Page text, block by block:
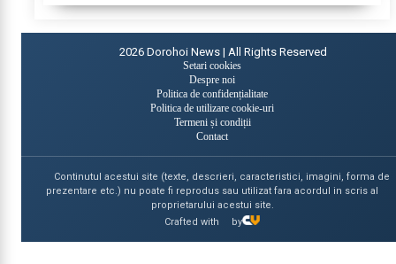
2026 Dorohoi News | All Rights Reserved
Setari cookies
Despre noi
Politica de confidențialitate
Politica de utilizare cookie-uri
Termeni și condiții
Contact
Continutul acestui site (texte, descrieri, caracteristici, imagini, forma de
prezentare etc.) nu poate fi reprodus sau utilizat fara acordul in scris al
proprietarului acestui site.
Crafted with
by